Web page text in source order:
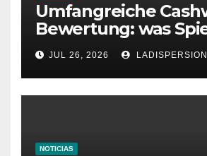
Umfangreiche
Bewertung: was
dieses Casino
JUL 26, 2026
NOTICIAS